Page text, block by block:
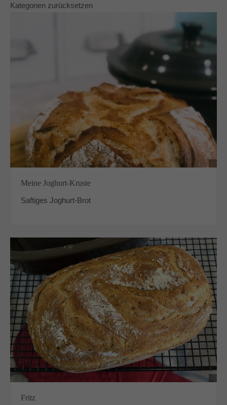
Kategorien zurücksetzen
Meine Joghurt-Kruste
Saftiges Joghurt-Brot
Fritz